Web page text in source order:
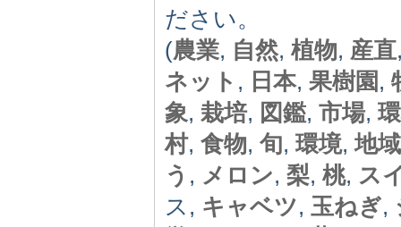
ださい。
(農業, 自然, 植物, 産直
ネット , 日本, 果樹園 ,
象, 栽培, 図鑑, 市場,
村, 食物, 旬, 環境,地域
う , メロン, 梨, 桃, ス
ス, キャベツ, 玉ねぎ,